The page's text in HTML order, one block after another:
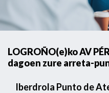
LOGROÑO(e)ko AV
dagoen zure arreta-
Iberdrola Punto de